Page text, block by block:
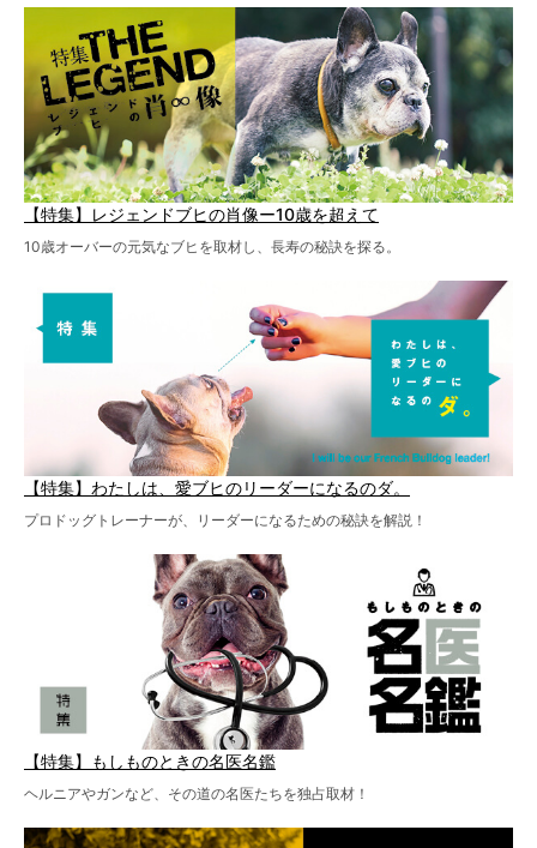
【特集】レジェンドブヒの肖像ー10歳を超えて
10歳オーバーの元気なブヒを取材し、長寿の秘訣を探る。
【特集】わたしは、愛ブヒのリーダーになるのダ。
プロドッグトレーナーが、リーダーになるための秘訣を解説！
【特集】もしものときの名医名鑑
ヘルニアやガンなど、その道の名医たちを独占取材！